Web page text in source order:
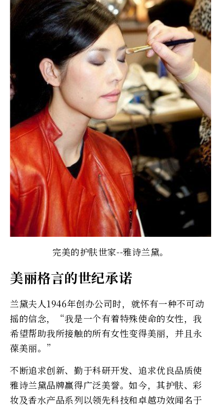
完美的护肤世家--雅诗兰黛。
美丽格言的世纪承诺
兰黛夫人1946年创办公司时，就怀有一种不可动
摇的信念，“我是一个有着特殊使命的女性，我
希望帮助我所接触的所有女性变得美丽，并且永
葆美丽。”
不断追求创新、勤于科研开发、追求优良品质使
雅诗兰黛品牌赢得广泛美誉。如今，其护肤、彩
妆及香水产品系列以领先科技和卓越功效闻名于